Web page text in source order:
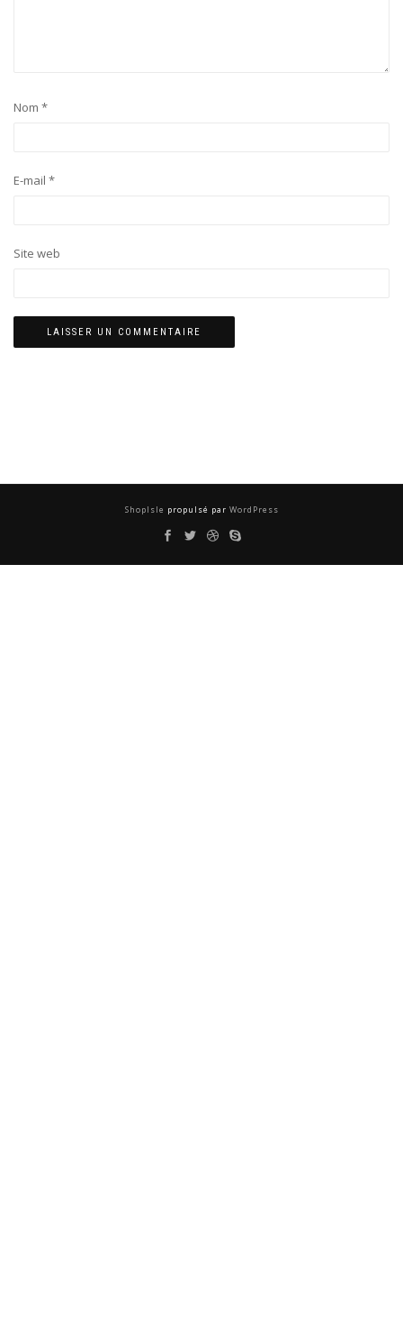
Nom *
E-mail *
Site web
ShopIsle propulsé par WordPress